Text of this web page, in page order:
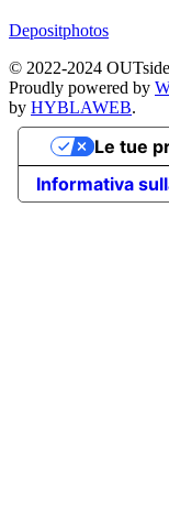
Depositphotos
© 2022-2024
Proudly powered by
by HYBLAWEB.
Informativa
Le tue